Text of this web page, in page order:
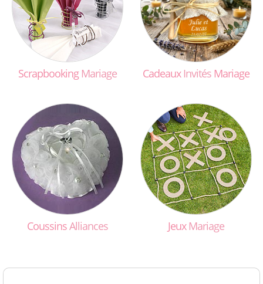
ScrapbookingMariage CadeauxInvitésMariage
CoussinsAlliances JeuxMariage